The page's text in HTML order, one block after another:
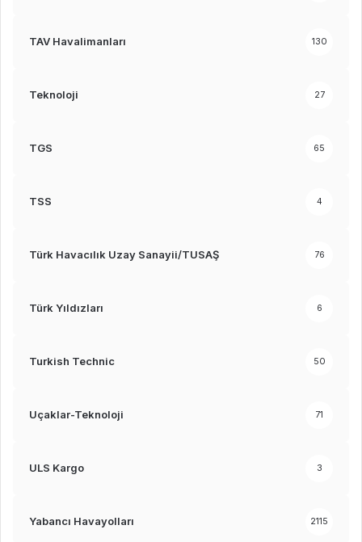
TAV Havalimanları 130
Teknoloji 27
TGS 65
TSS 4
Türk Havacılık Uzay Sanayii/TUSAŞ 76
Türk Yıldızları 6
Turkish Technic 50
Uçaklar-Teknoloji 71
ULS Kargo 3
Yabancı Havayolları 2115